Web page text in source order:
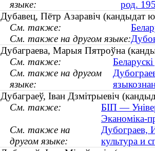
языке:
род.
Дубавец, Пётр Азаравіч
См. также:
См. также на другом языке:
Дубаграева, Марыя Пятроўна
См. также:
См. также на другом
языке:
Дубаграеў, Іван Дзмітрыевіч
См. также:
БІП —
Эканоміка-
См. также на
другом языке:
Дубограев,
культура и